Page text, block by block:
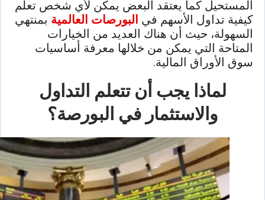
المستحيل كما يعتقد البعض يمكن لأي شخص تعلم
كيفية تداول الأسهم في البورصات العالمية بمنتهي
السهولة، حيث أن هناك العديد من الخيارات
المتاحة التي يمكن من خلالها معرفة أساسيات
سوق الأوراق المالية.
لماذا يجب أن تتعلم التداول
والاستثمار في البورصة؟